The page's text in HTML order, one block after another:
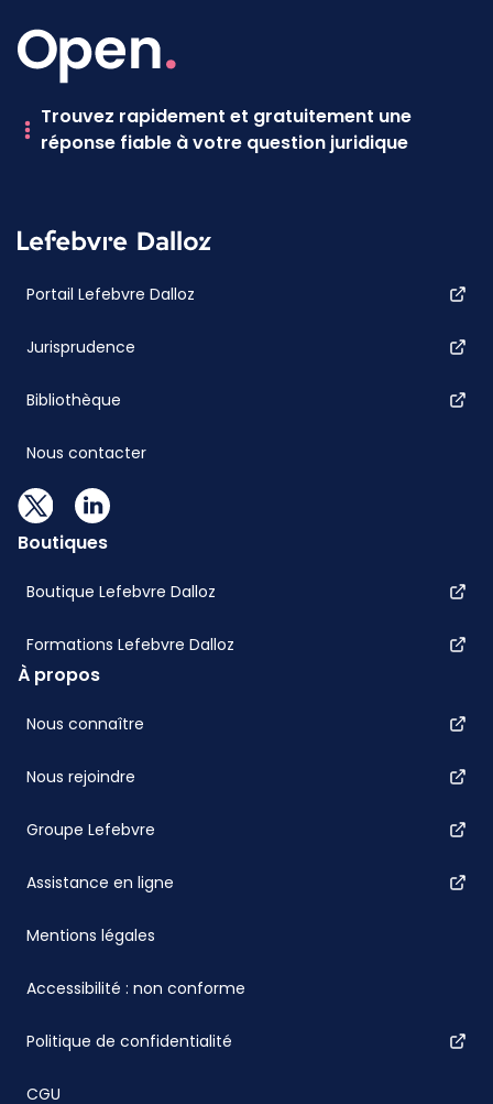
Trouvez rapidement et gratuitement une
réponse fiable à votre question juridique
Portail Lefebvre Dalloz
Jurisprudence
Bibliothèque
Nous contacter
Boutiques
Boutique Lefebvre Dalloz
Formations Lefebvre Dalloz
À propos
Nous connaître
Nous rejoindre
Groupe Lefebvre
Assistance en ligne
Mentions légales
Accessibilité : non conforme
Politique de confidentialité
CGU